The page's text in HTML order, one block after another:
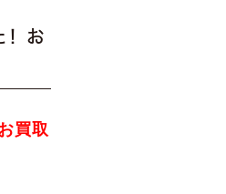
お
買取